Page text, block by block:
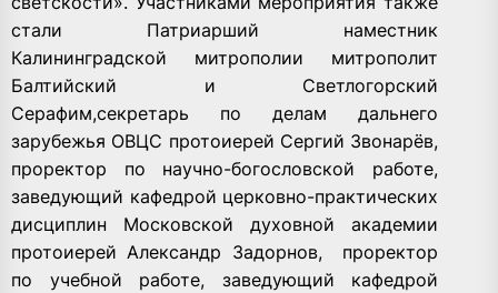
стали Патриарший наместник
Калининградской митрополии митрополит
Балтийский и Светлогорский
Серафим,секретарь по делам дальнего
зарубежья ОВЦС протоиерей Сергий Звонарёв,
проректор по научно-богословской работе,
заведующий кафедрой церковно-практических
дисциплин Московской духовной академии
протоиерей Александр Задорнов, проректор
по учебной работе, заведующий кафедрой